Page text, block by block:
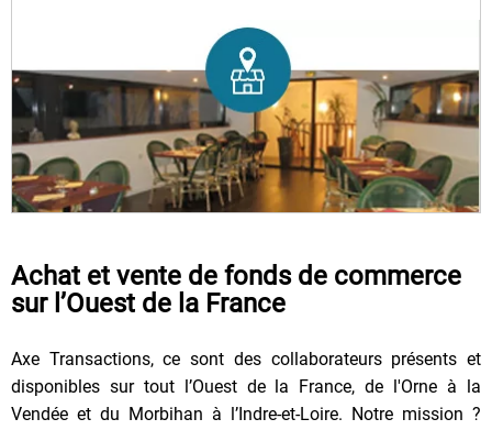
Achat et vente de fonds de commerce
sur l’Ouest de la France
Axe Transactions, ce sont des collaborateurs présents et
disponibles sur tout l’Ouest de la France, de l'Orne à la
Vendée et du Morbihan à l’Indre-et-Loire. Notre mission ?